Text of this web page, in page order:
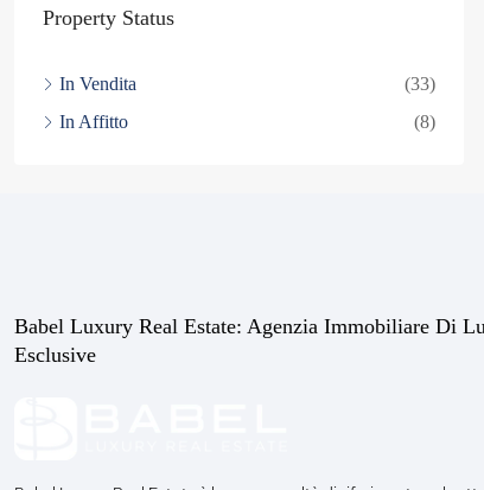
Property Status
In Vendita
(33)
In Affitto
(8)
Babel Luxury Real Estate: Agenzia Immobiliare Di
Esclusive